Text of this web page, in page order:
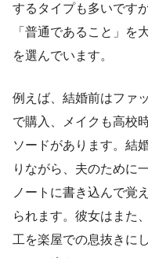
するタイプも多いです
「普通であること」を
を選んでいます。
例えば、結婚前はファ
で購入、メイクも高校
ソードがあります。結
りながら、夫のために
ノートに書き込んで覚
られます。彼女はまた
工を楽屋での息抜きに